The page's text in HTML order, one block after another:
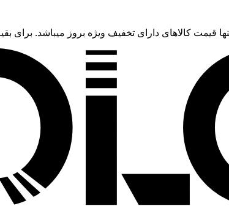
قیمت کالاهای دارای تخفیف ویژه بروز میباشد. برای